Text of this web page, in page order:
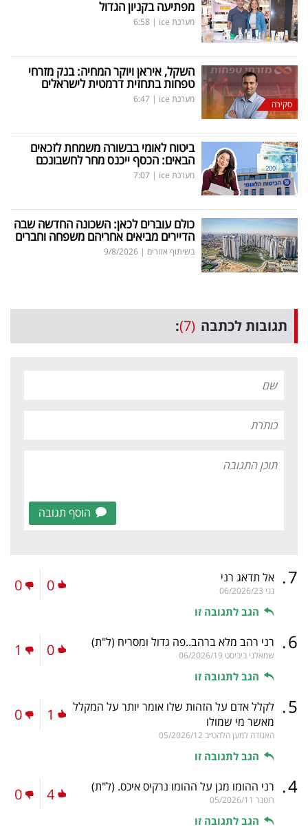
מפתיעה בקניון הגדול
מערכת ice |
6:58
סקירה
השקל, איראן ויוקר המחיה: בנק מזרחי
טפחות בתחזית דרמטית לישראלים
מערכת ice |
6:47
ביטוח לאומי בבשורה משמחת לזכאים
הבאים: הכסף ייכנס מחר לחשבונכם
מערכת ice |
7:07
כולם עוברים לכאן: השכונה החדשה שבה
הדיירים מביאים אחריהם משפחה וחברים
בשיתוף אזורים |
9/8/2026
תגובות לכתבה (7)
:
הוסף תגובה
7
. אל תדאג רני
נני 06/2026/23
הגב לתגובה זו
0
0
6
. רני רהב מלא ברהב..פה גדול ומסריח (ל"ת)
שמאלני ביביסט 06/2026/19
הגב לתגובה זו
0
1
5
. לקלל אדם על הזהות שלו אומר יותר על המקלל
מאשר מי שמולו
האגודה למען הלהט״ב 05/2026/12
הגב לתגובה זו
1
0
4
. רני ההומו מגן על ההומו נרקיס איכס. (ל"ת)
רוטנר 05/2026/11
הגב לתגובה זו
4
0